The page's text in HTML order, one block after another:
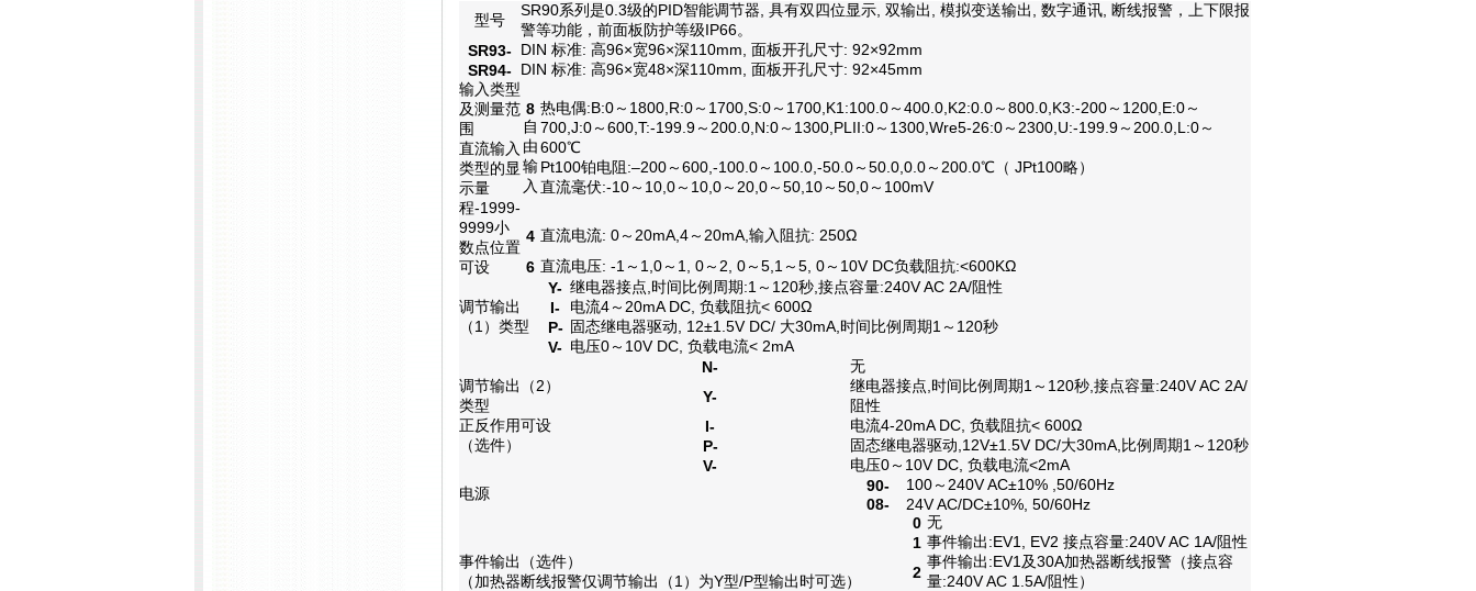
型号
SR90系列是0.3级的PID智能调节器 具有双四位显示 双输出 模拟变送输出 数字通讯 断线报警，上下限报
警等功能，前面板防护等级IP66。
SR93- DIN 标准: 高96×宽96×深110mm, 面板开孔尺寸: 92×92mm
SR94- DIN 标准: 高96×宽48×深110mm, 面板开孔尺寸: 92×45mm
输入类型
及测量范
围
直流输入
类型的显
示量
程-1999-
9999小
数点位置
可设
8
自
由
输
入
热电偶:B:0～ 1800,R:0～ 1700,S:0～ 1700,K1:100.0～400.0,K2:0.0～800.0,K3:-200～ 1200,E:0～
700,J:0～600,T:-199.9～ 200.0,N:0～ 1300,PLII:0～ 1300,Wre5-26:0～ 2300,U:-199.9～ 200.0,L:0～
600℃
Pt100铂电阻:–200～600,-100.0～100.0,-50.0～50.0,0.0～200.0℃ （ JPt100略）
直流毫伏:-10～10,0～10,0～20,0～50,10～50,0～100mV
4 直流电流: 0～20mA,4～20mA, 输入 阻抗: 250Ω
6 直流电压: -1～1,0～1, 0～2, 0～5,1～5, 0～10V DC负载阻抗:<600KΩ
调节输出
（1）类型
Y- 继电器接点 时间比例周期:1 ～ 120秒,接点容量:240V AC 2A/阻性
I-
电流4～20mA DC, 负载阻抗< 600Ω
P- 固态继电器驱动 , 12±1.5V DC/ 大30mA, 时间比例周期1 ～ 120秒
V- 电压0～10V DC, 负载电流< 2mA
调节输出
（2）
类型
正反作用可设
（选件）
N-
无
Y-
继电器接点 时间比例周期1 ～ 120秒,接点容量:240V AC 2A/
阻性
I-
电流4-20mA DC, 负载阻抗< 600Ω
P-
固态继电器驱动 ,12V±1.5V DC/大30mA,比例周期1～120秒
V-
电压0～10V DC, 负载电流<2mA
电源
90- 100～240V AC±10% ,50/60Hz
08-
24V AC/DC±10%, 50/60Hz
事件输出（选件）
（加热器断线报警仅调节输出 （1） 为Y型/P型输出时可选）
0 无
1 事件输出:EV1, EV2 接点容量:240V AC 1A/阻性
2
事件输出:EV1及30A加热器断线报警 （接点容
量:240V AC 1.5A/阻性）